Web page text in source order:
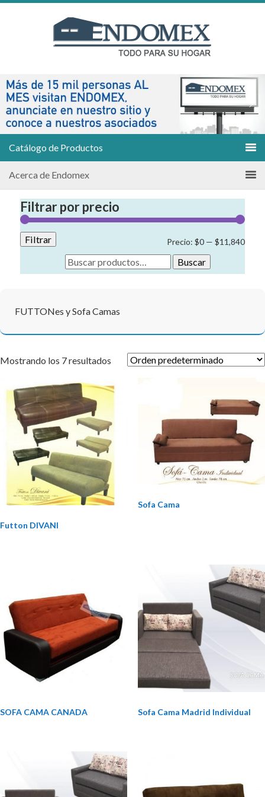
Catálogo de Productos
Acerca de Endomex
Filtrar por precio
Filtrar Precio:$0 —$11,840
Buscar
FUTTONes y Sofa Camas
Mostrando los 7 resultados
Futton DIVANI
Sofa Cama
SOFA CAMA CANADA Sofa Cama Madrid Individual